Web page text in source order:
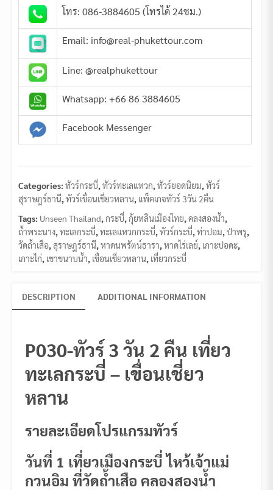
โทร: 086-3884605 (โทรได้ 24ชม.)
Email: info@real-phukettour.com
Line: @realphukettour
Whatsapp: +66 86 3884605
Facebook Messenger
Categories: ทัวร์กระบี่,ทัวร์ทะเลแหวก,ทัวร์ยอดนิยม,ทัวร์
สุราษฎร์ธานี,ทัวร์เขื่อนเชี่ยวหลาน, แพ็คเกจทัวร์ 3วัน 2คืน
Tags: Unseen Thailand,กระบี่,กุ้ยหลินเมืองไทย,คลงสองน้ำ,
ถ้ำพระนาง,ทะเลกระบี่,ทะเลแหวกกระบี่,ทัวร์กระบี่,ท่าปอม,ป่าพรุ,
วัดถ้ำเสือ,สุราษฎร์ธานี,หาดนพรัตน์ธารา,หาดไร่เลย์, เกาะปอดะ,
เกาะไก่, เขาขนาบน้ำ, เขื่อนเชี่ยวหลาน, เที่ยวกระบี่
DESCRIPTION ADDITIONAL INFORMATION
P030-ทัวร์ 3 วัน 2 คืน เที่ยว
ทะเลกระบี่ – เขื่อนเชี่ยว
หลาน
รายละเอียดโปรแกรมทัวร์
วันที่ 1 เที่ยวเมืองกระบี่ ไหว้เจ้าแม่
กวนอิม ที่วัดถ้ำเสือ คลองสองน้ำ